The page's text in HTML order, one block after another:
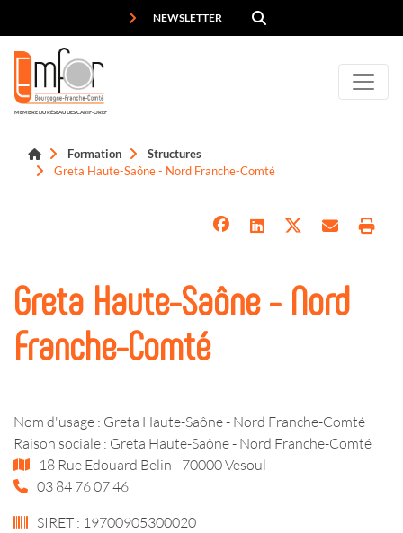
NEWSLETTER
MEMBRE DU RÉSEAU DES CARIF-OREF
Formation
Structures
Greta Haute-Saône - Nord Franche-Comté
Greta Haute-Saône - Nord
Franche-Comté
Nom d'usage : Greta Haute-Saône - Nord Franche-Comté
Raison sociale : Greta Haute-Saône - Nord Franche-Comté
18 Rue Edouard Belin - 70000 Vesoul
03 84 76 07 46
SIRET : 19700905300020
Panneau de gestion des cookies